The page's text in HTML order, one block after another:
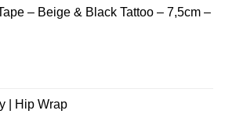
– Beige & Black Tattoo – 7,5cm –
| Hip Wrap